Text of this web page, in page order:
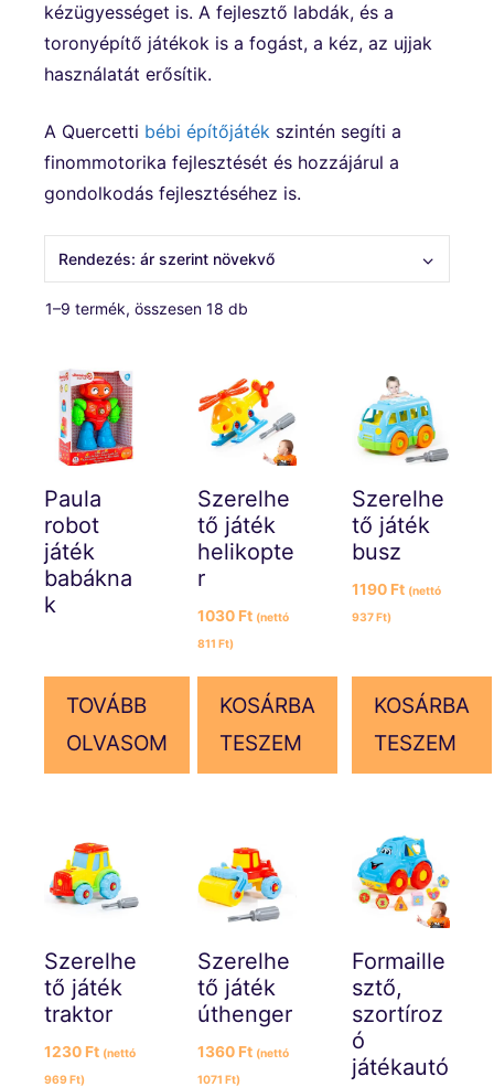
kézügyességet is. A fejlesztő labdák, és a
toronyépítő játékok is a fogást, a kéz, az ujjak
használatát erősítik.
A Quercetti bébi építőjáték szintén segíti a
finommotorika fejlesztését és hozzájárul a
gondolkodás fejlesztéséhez is.
1–9 termék, összesen 18 db
low
to
high
Paula
robot
játék
babákna
k
TOVÁBB
OLVASOM
Szerelhe
tő játék
helikopte
r
1030 Ft (nettó
811Ft)
KOSÁRBA
TESZEM
Szerelhe
tő játék
busz
1190 Ft (nettó
937Ft)
KOSÁRBA
TESZEM
Szerelhe
tő játék
traktor
1230 Ft (nettó
969Ft)
Szerelhe
tő játék
úthenger
1360 Ft (nettó
1071Ft)
Formaille
sztő,
szortíroz
ó
játékautó